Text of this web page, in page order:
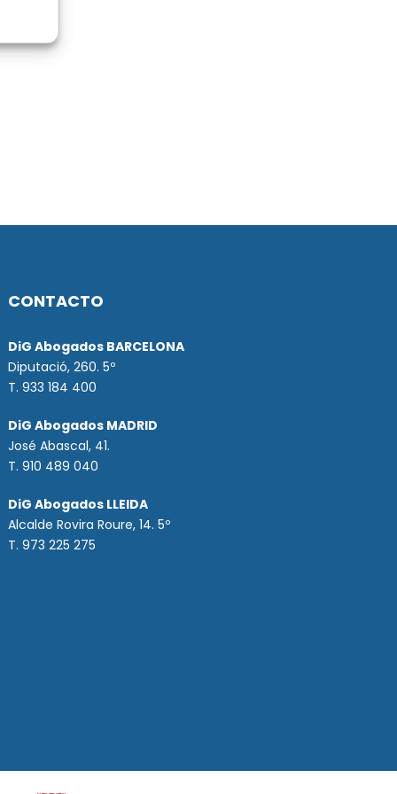
CONTACTO
DiG Abogados BARCELONA
Diputació, 260. 5º
T. 933 184 400
DiG Abogados MADRID
José Abascal, 41.
T.910 489 040
DiG Abogados LLEIDA
Alcalde Rovira Roure, 14. 5º
T. 973 225 275